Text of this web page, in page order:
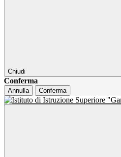
Chiudi
Conferma
Annulla Conferma